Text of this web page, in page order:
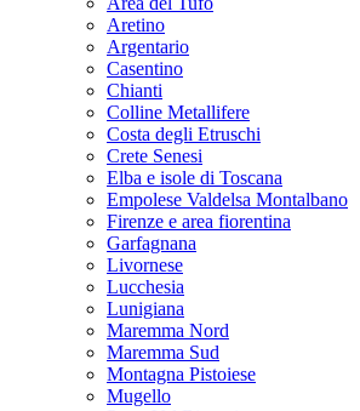
Aretino
Argentario
Casentino
Chianti
Colline Metallifere
Costa degli Etruschi
Crete Senesi
Elba e isole di Toscana
Empolese Valdelsa Montalbano
Firenze e area fiorentina
Garfagnana
Livornese
Lucchesia
Lunigiana
Maremma Nord
Maremma Sud
Montagna Pistoiese
Mugello